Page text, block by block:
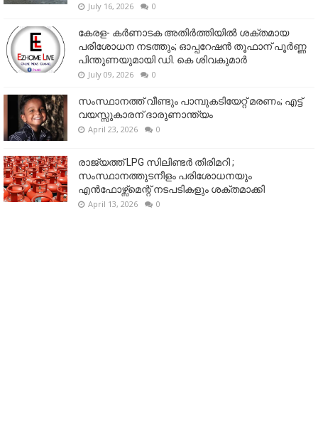
July 16, 2026 0
കേരള- കർണാടക അതിർത്തിയിൽ ശക്തമായ
പരിശോധന നടത്തും; ഓപ്പറേഷൻ തൂഫാന് പൂർണ്ണ
പിന്തുണയുമായി ഡി. കെ ശിവകുമാർ
July 09, 2026 0
സംസ്ഥാനത്ത് വീണ്ടും പാമ്പുകടിയേറ്റ് മരണം; എട്ട്
വയസ്സുകാരന് ദാരുണാന്ത്യം
April 23, 2026 0
രാജ്യത്ത് LPG സിലിണ്ടർ തിരിമറി ;
സംസ്ഥാനത്തുടനീളം പരിശോധനയും
എൻഫോഴ്സ്മെന്റ് നടപടികളും ശക്തമാക്കി
April 13, 2026 0